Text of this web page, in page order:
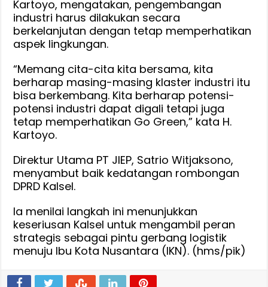
Kartoyo, mengatakan, pengembangan
industri harus dilakukan secara
berkelanjutan dengan tetap memperhatikan
aspek lingkungan.
“Memang cita-cita kita bersama, kita
berharap masing-masing klaster industri itu
bisa berkembang. Kita berharap potensi-
potensi industri dapat digali tetapi juga
tetap memperhatikan Go Green,” kata H.
Kartoyo.
Direktur Utama PT JIEP, Satrio Witjaksono,
menyambut baik kedatangan rombongan
DPRD Kalsel.
Ia menilai langkah ini menunjukkan
keseriusan Kalsel untuk mengambil peran
strategis sebagai pintu gerbang logistik
menuju Ibu Kota Nusantara (IKN). (hms/pik)